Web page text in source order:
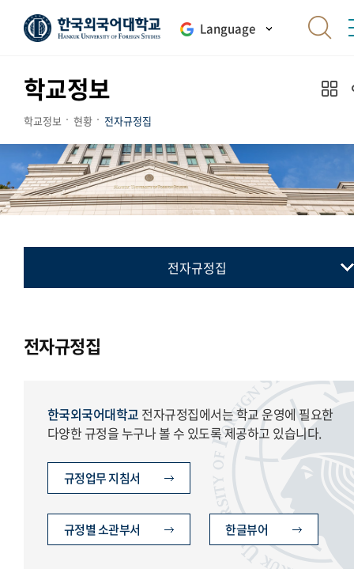
Language
학교정보
학교정보 현황 전자규정집
전자규정집
전자규정집
한국외국어대학교 전자규정집에서는 학교 운영에 필요한
다양한 규정을 누구나 볼 수 있도록 제공하고 있습니다.
규정업무 지침서
규정별 소관부서 한글뷰어